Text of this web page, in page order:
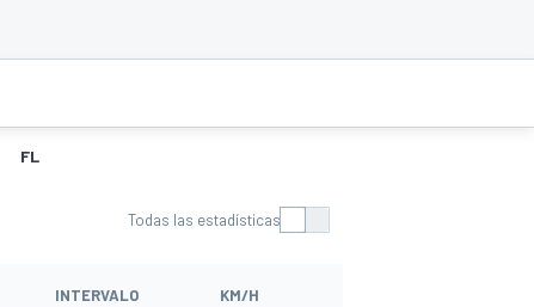
FL
Todas las estadísticas
INTERVALO KM/H